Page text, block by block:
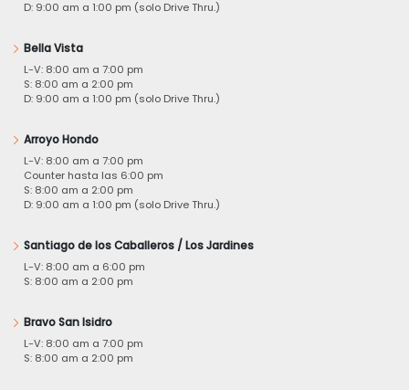
D: 9:00 am a 1:00 pm (solo Drive Thru.)
Bella Vista
L-V: 8:00 am a 7:00 pm
S: 8:00 am a 2:00 pm
D: 9:00 am a 1:00 pm (solo Drive Thru.)
Arroyo Hondo
L-V: 8:00 am a 7:00 pm
Counter hasta las 6:00 pm
S: 8:00 am a 2:00 pm
D: 9:00 am a 1:00 pm (solo Drive Thru.)
Santiago de los Caballeros / Los Jardines
L-V: 8:00 am a 6:00 pm
S: 8:00 am a 2:00 pm
Bravo San Isidro
L-V: 8:00 am a 7:00 pm
S: 8:00 am a 2:00 pm